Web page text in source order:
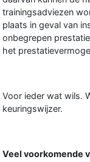
trainingsadviezen
plaats in geval van
onbegrepen
het
Voor ieder wat wils.
keuringswijzer.
Veel voorkomende